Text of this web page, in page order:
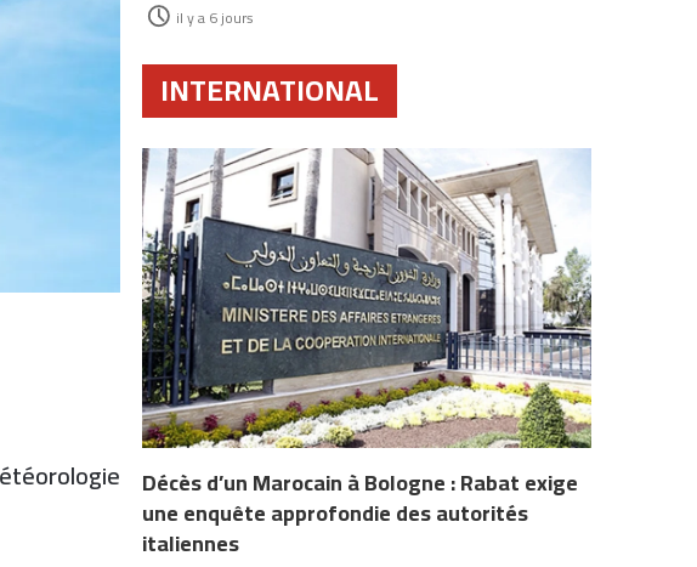
il y a 6 jours
INTERNATIONAL
Décès d’un Marocain à Bologne : Rabat exige
une enquête approfondie des autorités
italiennes